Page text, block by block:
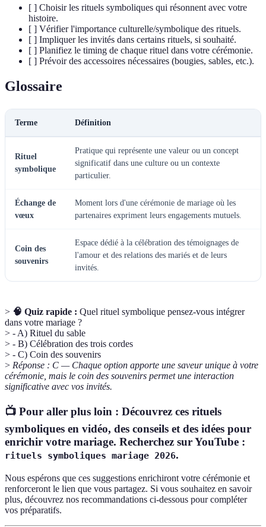
[ ] Choisir les rituels symboliques qui résonnent avec votre
histoire.
[ ] Vérifier l'importance culturelle/symbolique des rituels.
[ ] Impliquer les invités dans certains rituels, si souhaité.
[ ] Planifiez le timing de chaque rituel dans votre cérémonie.
[ ] Prévoir des accessoires nécessaires (bougies, sables, etc.).
Glossaire
Terme Définition
Rituel
symbolique
Pratique qui représente une valeur ou un concept
significatif dans une culture ou un contexte
particulier.
Échange de
vœux
Moment lors d'une cérémonie de mariage où les
partenaires expriment leurs engagements mutuels.
Coin des
souvenirs
Espace dédié à la célébration des témoignages de
l'amour et des relations des mariés et de leurs
invités.
> 🧠 Quiz rapide : Quel rituel symbolique pensez-vous intégrer
dans votre mariage ?
> - A) Rituel du sable
> - B) Célébration des trois cordes
> - C) Coin des souvenirs
> Réponse : C — Chaque option apporte une saveur unique à votre
cérémonie, mais le coin des souvenirs permet une interaction
significative avec vos invités.
📺 Pour aller plus loin : Découvrez ces rituels
symboliques en vidéo, des conseils et des idées pour
enrichir votre mariage. Recherchez sur YouTube :
rituels symboliques mariage 2026.
Nous espérons que ces suggestions enrichiront votre cérémonie et
renforceront le lien que vous partagez. Si vous souhaitez en savoir
plus, découvrez nos recommandations ci-dessous pour compléter
vos préparatifs.